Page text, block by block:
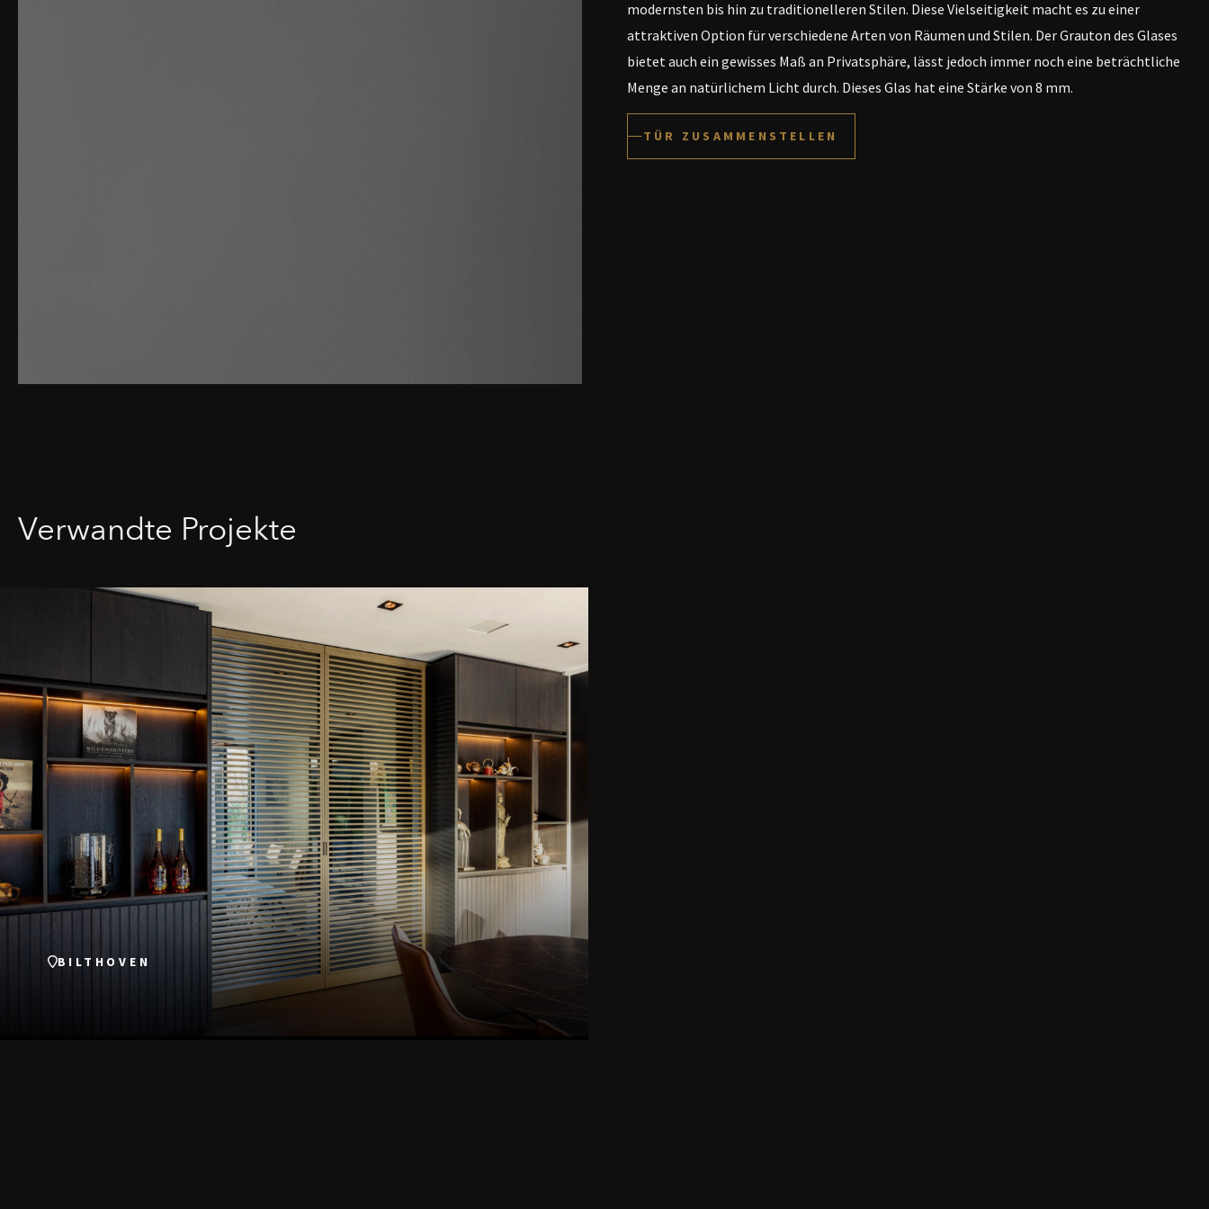
modernsten bis hin zu traditionelleren Stilen. Diese Vielseitigkeit macht es zu einer
attraktiven Option für verschiedene Arten von Räumen und Stilen. Der Grauton des Glases
bietet auch ein gewisses Maß an Privatsphäre, lässt jedoch immer noch eine beträchtliche
Menge an natürlichem Licht durch. Dieses Glas hat eine Stärke von 8 mm.
TÜR ZUSAMMENSTELLEN
Verwandte Projekte
BILTHOVEN